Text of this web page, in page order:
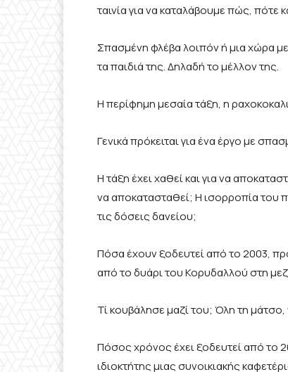
ταινία για να καταλάβουμε πώς, πότε
Σπασμένη φλέβα λοιπόν ή μια χώρα
τα παιδιά της. Δηλαδή το μέλλον της.
Η περίφημη μεσαία τάξη, η
Γενικά πρόκειται για ένα έργο με
Η τάξη έχει χαθεί και για να
να αποκατασταθεί; Η ισορροπία του
τις δόσεις δανείου;
Πόσα έχουν ξοδευτεί από το 2003,
από το δυάρι του Κορυδαλλού στη
Τί κουβάλησε μαζί του; Όλη τη
Πόσος χρόνος έχει ξοδευτεί από το
ιδιοκτήτης μιας συνοικιακής